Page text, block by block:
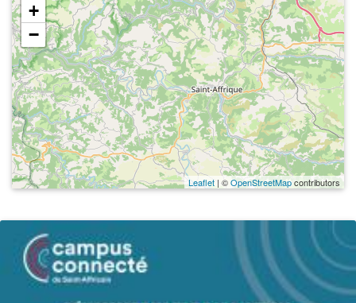
+
−
Leaflet | ©OpenStreetMapcontributors